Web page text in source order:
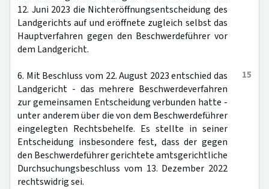
12. Juni 2023 die Nichteröffnungsentscheidung des
Landgerichts auf und eröffnete zugleich selbst das
Hauptverfahren gegen den Beschwerdeführer vor
dem Landgericht.
15
6. Mit Beschluss vom 22. August 2023 entschied das
Landgericht - das mehrere Beschwerdeverfahren
zur gemeinsamen Entscheidung verbunden hatte -
unter anderem über die von dem Beschwerdeführer
eingelegten Rechtsbehelfe. Es stellte in seiner
Entscheidung insbesondere fest, dass der gegen
den Beschwerdeführer gerichtete amtsgerichtliche
Durchsuchungsbeschluss vom 13. Dezember 2022
rechtswidrig sei.